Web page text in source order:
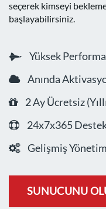
seçerek kimseyi
başlayabilirsiniz.
Yüksek
Anında
2 Ay Ücretsiz
24x7x365
Gelişmiş
SUNUCUNU